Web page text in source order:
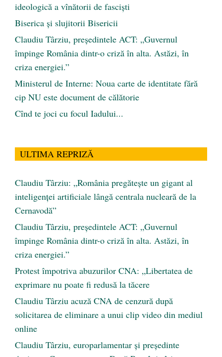
ideologică a vînătorii de fascişti
Biserica și slujitorii Bisericii
Claudiu Târziu, președintele ACT: „Guvernul
împinge România dintr-o criză în alta. Astăzi, în
criza energiei.”
Ministerul de Interne: Noua carte de identitate fără
cip NU este document de călătorie
Cînd te joci cu focul Iadului...
ULTIMA REPRIZĂ
Claudiu Târziu: „România pregătește un gigant al
inteligenței artificiale lângă centrala nucleară de la
Cernavodă”
Claudiu Târziu, președintele ACT: „Guvernul
împinge România dintr-o criză în alta. Astăzi, în
criza energiei.”
Protest împotriva abuzurilor CNA: „Libertatea de
exprimare nu poate fi redusă la tăcere
Claudiu Târziu acuză CNA de cenzură după
solicitarea de eliminare a unui clip video din mediul
online
Claudiu Târziu, europarlamentar și președinte